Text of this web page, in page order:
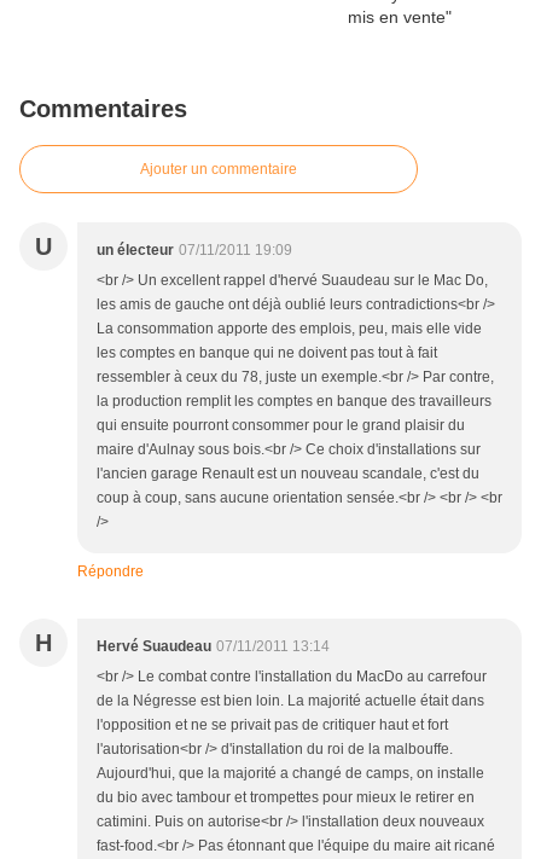
Commentaires
Ajouter un commentaire
U un électeur 07/11/2011 19:09
<br /> Un excellent rappel d'hervé Suaudeau sur le Mac Do,
les amis de gauche ont déjà oublié leurs contradictions<br />
La consommation apporte des emplois, peu, mais elle vide
les comptes en banque qui ne doivent pas tout à fait
ressembler à ceux du 78, juste un exemple.<br /> Par contre,
la production remplit les comptes en banque des travailleurs
qui ensuite pourront consommer pour le grand plaisir du
maire d'Aulnay sous bois.<br /> Ce choix d'installations sur
l'ancien garage Renault est un nouveau scandale, c'est du
coup à coup, sans aucune orientation sensée.<br /> <br /> <br
/>
Répondre
H Hervé Suaudeau 07/11/2011 13:14
<br /> Le combat contre l'installation du MacDo au carrefour
de la Négresse est bien loin. La majorité actuelle était dans
l'opposition et ne se privait pas de critiquer haut et fort
l'autorisation<br /> d'installation du roi de la malbouffe.
Aujourd'hui, que la majorité a changé de camps, on installe
du bio avec tambour et trompettes pour mieux le retirer en
catimini. Puis on autorise<br /> l'installation deux nouveaux
fast-food.<br /> Pas étonnant que l'équipe du maire ait ricané